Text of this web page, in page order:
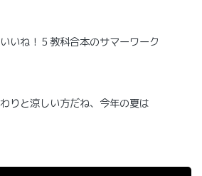
いいね！５教科合本のサマーワーク
わりと涼しい方だね、今年の夏は